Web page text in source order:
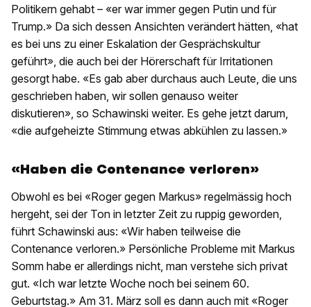
Politikern gehabt – «er war immer gegen Putin und für
Trump.» Da sich dessen Ansichten verändert hätten, «hat
es bei uns zu einer Eskalation der Gesprächskultur
geführt», die auch bei der Hörerschaft für Irritationen
gesorgt habe. «Es gab aber durchaus auch Leute, die uns
geschrieben haben, wir sollen genauso weiter
diskutieren», so Schawinski weiter. Es gehe jetzt darum,
«die aufgeheizte Stimmung etwas abkühlen zu lassen.»
«Haben die Contenance verloren»
Obwohl es bei «Roger gegen Markus» regelmässig hoch
hergeht, sei der Ton in letzter Zeit zu ruppig geworden,
führt Schawinski aus: «Wir haben teilweise die
Contenance verloren.» Persönliche Probleme mit Markus
Somm habe er allerdings nicht, man verstehe sich privat
gut. «Ich war letzte Woche noch bei seinem 60.
Geburtstag.» Am 31. März soll es dann auch mit «Roger